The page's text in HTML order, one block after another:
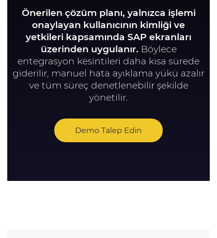
Önerilen çözüm planı, yalnızca işlemi
onaylayan kullanıcının kimliği ve
yetkileri kapsamında SAP ekranları
üzerinden uygulanır. Böylece
entegrasyon kesintileri daha kısa sürede
giderilir, manuel hata ayıklama yükü azalır
ve tüm süreç denetlenebilir şekilde
yönetilir.
Demo Talep Edin